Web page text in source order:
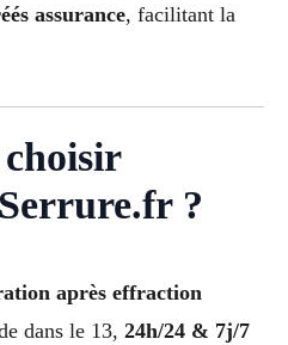
assurance, facilitant la
?
après effraction
dans le 13, 24h/24 & 7j/7